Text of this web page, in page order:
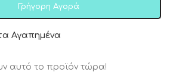
Γρήγορη Αγορά
Αγαπημένα
αυτό το προϊόν τώρα!